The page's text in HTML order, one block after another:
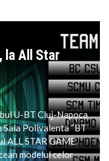
la All Star
U-BT Cluj-Napoca
Sala Polivalenta “BT
ALL STAR GAME
modelul celor